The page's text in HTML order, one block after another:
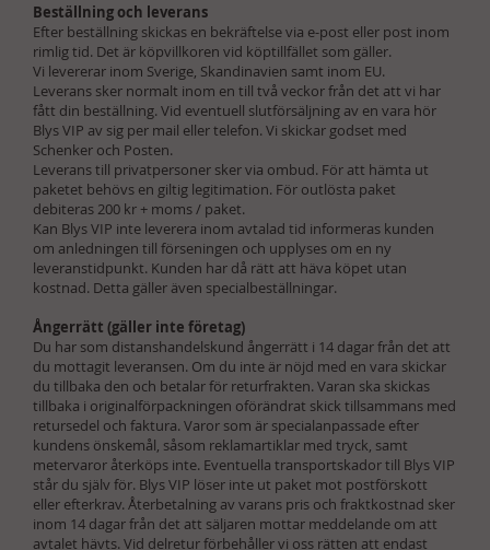
Beställning och leverans
Efter beställning skickas en bekräftelse via e-post eller post inom
rimlig tid. Det är köpvillkoren vid köptillfället som gäller.
Vi levererar inom Sverige, Skandinavien samt inom EU.
Leverans sker normalt inom en till två veckor från det att vi har
fått din beställning. Vid eventuell slutförsäljning av en vara hör
Blys VIP av sig per mail eller telefon. Vi skickar godset med
Schenker och Posten.
Leverans till privatpersoner sker via ombud. För att hämta ut
paketet behövs en giltig legitimation. För outlösta paket
debiteras 200 kr + moms / paket.
Kan Blys VIP inte leverera inom avtalad tid informeras kunden
om anledningen till förseningen och upplyses om en ny
leveranstidpunkt. Kunden har då rätt att häva köpet utan
kostnad. Detta gäller även specialbeställningar.​
Ångerrätt (gäller inte företag)
Du har som distanshandelskund ångerrätt i 14 dagar från det att
du mottagit leveransen. Om du inte är nöjd med en vara skickar
du tillbaka den och betalar för returfrakten. Varan ska skickas
tillbaka i originalförpackningen oförändrat skick tillsammans med
retursedel och faktura. Varor som är specialanpassade efter
kundens önskemål, såsom reklamartiklar med tryck, samt
metervaror återköps inte. Eventuella transportskador till Blys VIP
står du själv för. Blys VIP löser inte ut paket mot postförskott
eller efterkrav. Återbetalning av varans pris och fraktkostnad sker
inom 14 dagar från det att säljaren mottar meddelande om att
avtalet hävts. Vid delretur förbehåller vi oss rätten att endast